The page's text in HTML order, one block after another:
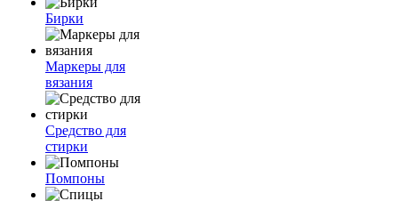
Бирки
Маркеры для
вязания
Средство для
стирки
Помпоны